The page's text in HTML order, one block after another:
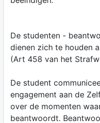
De studenten -
dienen zich te houden
(Art 458 van het
De student
engagement aan de
over de momenten
beantwoordt.